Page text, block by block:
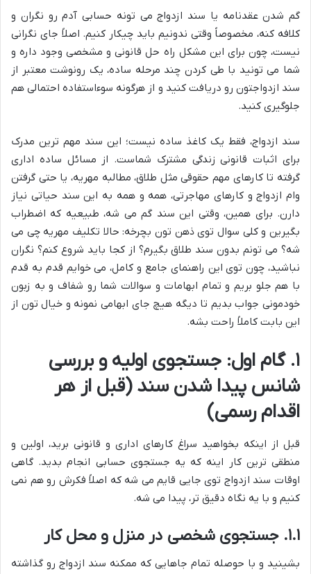
گم شدن عقدنامه یا سند ازدواج می تونه حسابی آدم رو نگران و
کلافه کنه، مخصوصاً وقتی ندونیم باید چیکار کنیم. اصلاً جای نگرانی
نیست، چون برای این مشکل راه حل قانونی و مشخصی وجود داره و
شما می تونید با طی کردن چند مرحله ساده، یک رونوشت معتبر از
سند ازدواجتون رو دریافت کنید و از هرگونه سوءاستفاده احتمالی هم
جلوگیری کنید.
سند ازدواج، فقط یک کاغذ ساده نیست؛ این سند مهم ترین مدرک
برای اثبات قانونی زندگی مشترک شماست. از مسائل ساده اداری
گرفته تا کارهای مهم حقوقی مثل طلاق، مطالبه مهریه، یا حتی گرفتن
وام ازدواج و کارهای مهاجرتی، همه و همه به این سند حیاتی نیاز
دارن. برای همین، وقتی این سند گم می شه، طبیعیه که اضطراب
بگیرین و کلی سوال توی ذهن تون بچرخه: حالا تکلیف مهریه چی می
شه؟ می تونم بدون سند طلاق بگیرم؟ از کجا باید شروع کنم؟ نگران
نباشید، چون توی این راهنمای جامع و کامل، می خوایم قدم به قدم
با هم جلو بریم و تمام ابهامات و سوالات شما رو شفاف و به زبون
خودمونی جواب بدیم تا دیگه هیچ جای ابهامی نمونه و خیال تون از
این بابت کاملاً راحت بشه.
۱. گام اول: جستجوی اولیه و بررسی
شانس پیدا شدن سند (قبل از هر
اقدام رسمی)
قبل از اینکه بخواهید سراغ کارهای اداری و قانونی برید، اولین و
منطقی ترین کار اینه که یه جستجوی حسابی انجام بدید. گاهی
اوقات سند ازدواج توی جایی قایم می شه که اصلاً فکرش رو هم نمی
کنیم و با یه نگاه دقیق تر، پیدا می شه.
۱.۱. جستجوی شخصی در منزل و محل کار
بشینید و با حوصله تمام جاهایی که ممکنه سند ازدواج رو گذاشته